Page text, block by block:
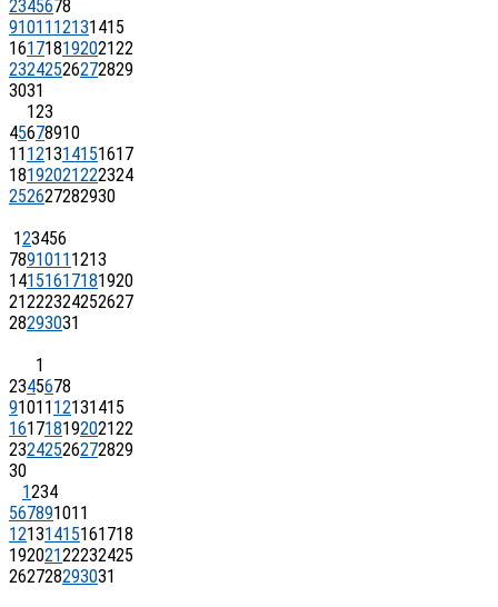
2345678
91011 12131415
16171819202122
23242526272829
3031
123
45678910
11 121314151617
18192021222324
252627282930
123456
7891011 1213
14151617181920
21222324252627
28293031
1
2345678
91011 12131415
16171819202122
23242526272829
30
1234
567891011
12131415161718
19202122232425
262728293031